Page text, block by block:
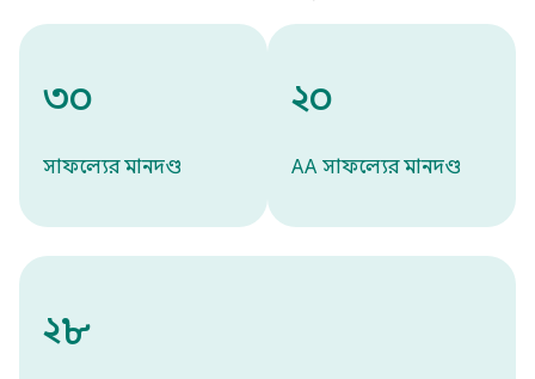
৩০
সাফল্যের মানদণ্ড
২০
AA সাফল্যের মানদণ্ড
২৮